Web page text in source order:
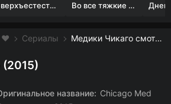
Сверхъестественное Во все тяжкие 1-5 сезон
❤️ Сериалы Медики Чикаго смотреть онлайн бесплатно
название: Chicago Med